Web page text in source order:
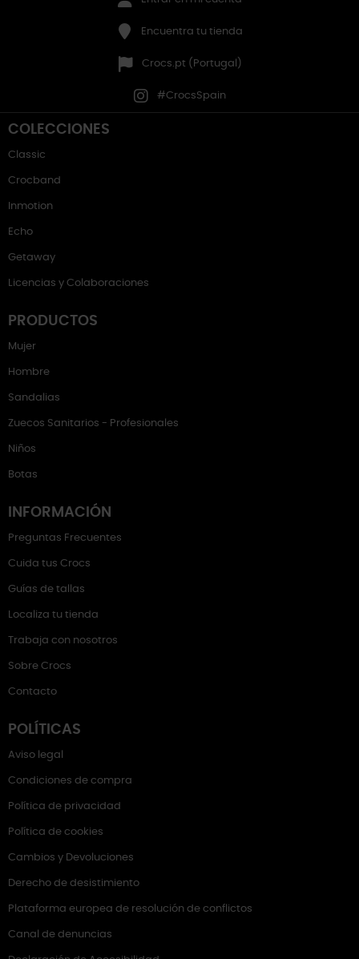
Encuentra tu tienda
Crocs.pt (Portugal)
#CrocsSpain
COLECCIONES
Classic
Crocband
Inmotion
Echo
Getaway
Licencias y Colaboraciones
PRODUCTOS
Mujer
Hombre
Sandalias
Zuecos Sanitarios - Profesionales
Niños
Botas
INFORMACIÓN
Preguntas Frecuentes
Cuida tus Crocs
Guías de tallas
Localiza tu tienda
Trabaja con nosotros
Sobre Crocs
Contacto
POLÍTICAS
Aviso legal
Condiciones de compra
Política de privacidad
Política de cookies
Cambios y Devoluciones
Derecho de desistimiento
Plataforma europea de resolución de conflictos
Canal de denuncias